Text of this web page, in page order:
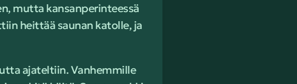
mutta kansanperinteessä
heittää saunan katolle, ja
ajateltiin. Vanhemmille